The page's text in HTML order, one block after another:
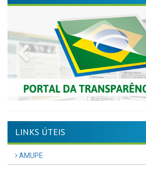
Previous
LINKS ÚTEIS
AMUPE